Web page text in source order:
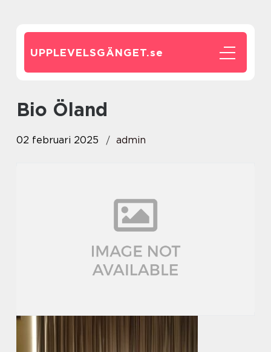
UPPLEVELSGÄNGET.se
Bio Öland
02 februari 2025 admin